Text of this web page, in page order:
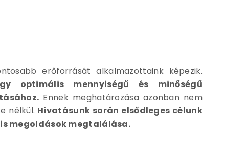
erőforrását alkalmazottaink képezik.
optimális mennyiségű és minőségű
Ennek meghatározása azonban nem
nélkül. Hivatásunk során elsődleges célunk
megoldások megtalálása.